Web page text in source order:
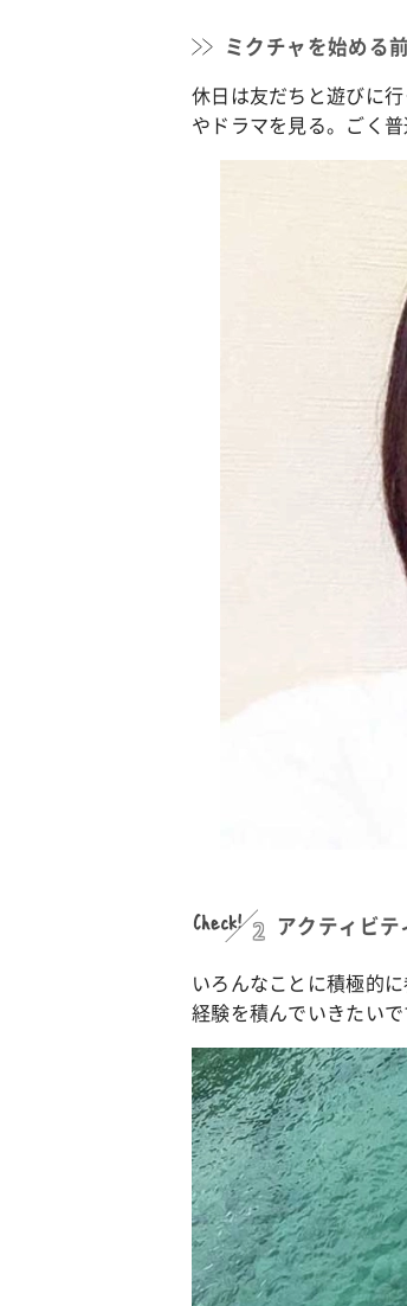
ミクチャを始める前
休日は友だちと遊びに
やドラマを見る。ごく普
Check! 2 アクティビテ
いろんなことに積極的
経験を積んでいきたいで